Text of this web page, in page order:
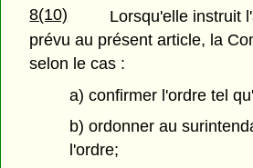
8(10)
Lorsqu'elle instruit
prévu au présent article, la
selon le cas :
a) confirmer l'ordre tel
b) ordonner au
l'ordre;